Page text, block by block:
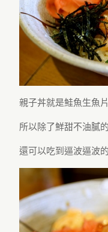
親子丼就是鮭魚生魚
所以除了鮮甜不油膩
還可以吃到逼波逼波